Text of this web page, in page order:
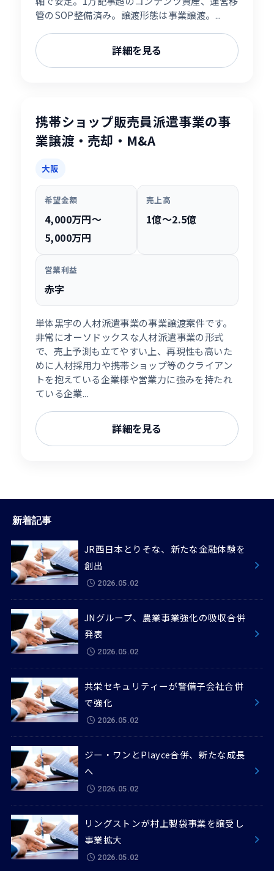
管のSOP整備済み。譲渡形態は事業譲渡。...
詳細を見る
携帯ショップ販売員派遣事業の事
業譲渡・売却・M&A
大阪
希望金額
4,000万円〜
5,000万円
売上高
1億〜2.5億
営業利益
赤字
単体黒字の人材派遣事業の事業譲渡案件です。
非常にオーソドックスな人材派遣事業の形式
で、売上予測も立てやすい上、再現性も高いた
めに人材採用力や携帯ショップ等のクライアン
トを抱えている企業様や営業力に強みを持たれ
ている企業...
詳細を見る
新着記事
JR西日本とりそな、新たな金融体験を
創出
2026.05.02
JNグループ、農業事業強化の吸収合併
発表
2026.05.02
共栄セキュリティーが警備子会社合併
で強化
2026.05.02
ジー・ワンとPlayce合併、新たな成長
へ
2026.05.02
リングストンが村上製袋事業を譲受し
事業拡大
2026.05.02